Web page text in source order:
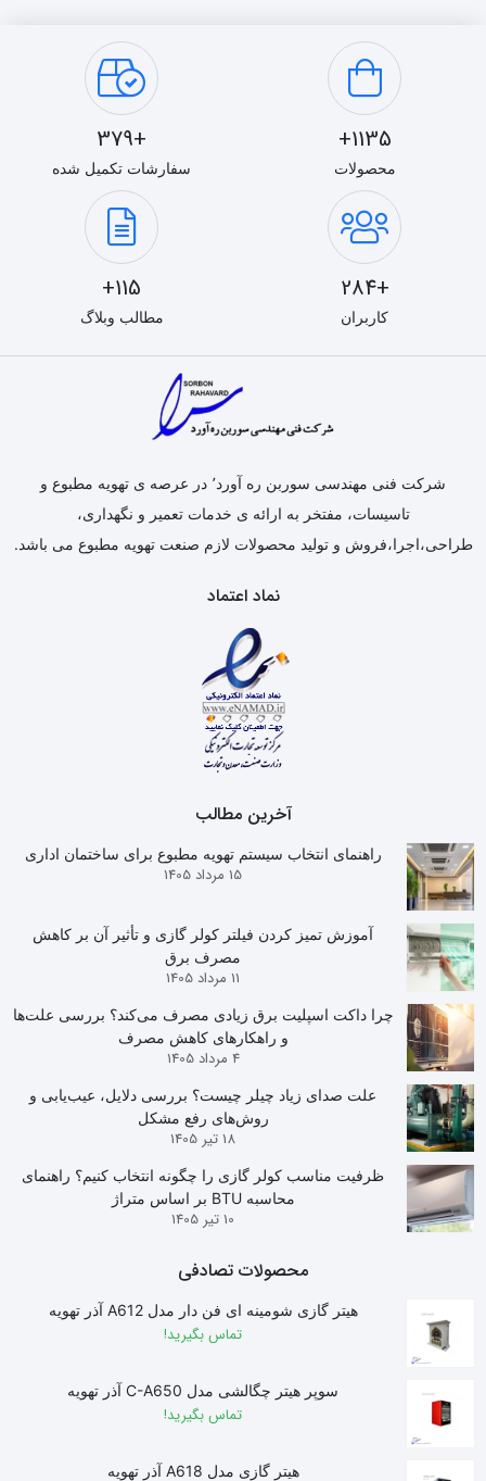
1135+
محصولات
+379
سفارشات تکمیل شده
+284
کاربران
115+
مطالب وبلاگ
شرکت فنی مهندسی سوربن ره آورد٬ در عرصه ی تهویه مطبوع و
تاسیسات، مفتخر به ارائه ی خدمات تعمیر و نگهداری،
طراحی،اجرا،فروش و تولید محصولات لازم صنعت تهویه مطبوع می باشد.
نماد اعتماد
آخرین مطالب
راهنمای انتخاب سیستم تهویه مطبوع برای ساختمان اداری
15 مرداد 1405
آموزش تمیز کردن فیلتر کولر گازی و تأثیر آن بر کاهش
مصرف برق
11 مرداد 1405
چرا داکت اسپلیت برق زیادی مصرف می‌کند؟ بررسی علت‌ها
و راهکارهای کاهش مصرف
4 مرداد 1405
علت صدای زیاد چیلر چیست؟ بررسی دلایل، عیب‌یابی و
روش‌های رفع مشکل
18 تیر 1405
ظرفیت مناسب کولر گازی را چگونه انتخاب کنیم؟ راهنمای
محاسبه BTU بر اساس متراژ
10 تیر 1405
محصولات تصادفی
هیتر گازی شومینه ای فن دار مدل A612 آذر تهویه
تماس بگیرید!
سوپر هیتر چگالشی مدل C-A650 آذر تهویه
تماس بگیرید!
هیتر گازی مدل A618 آذر تهویه